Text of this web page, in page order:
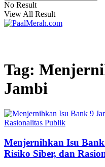
No Result
View All Result
Tag:
Jambi
Menjernihkan Isu
Risiko Siber, dan